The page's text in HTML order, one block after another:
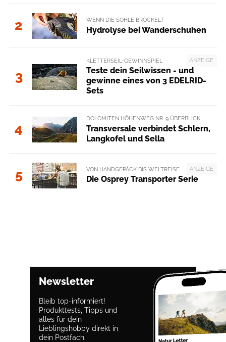
2 WENN DIE SOHLE BRÖCKELT
Hydrolyse bei Wanderschuhen
3
ANZEIGE
KLETTERSEIL-GEWINNSPIEL
Teste dein Seilwissen - und
gewinne eines von 3 EDELRID-
Sets
4
DOLOMITEN HÖHENWEG NR. 9 ÜBERBLICK
Transversale verbindet Schlern,
Langkofel und Sella
5 ANZEIGE
VON HANDGEPÄCK BIS WELTREISE
Die Osprey Transporter Serie
Newsletter
Bleib top-informiert!
Produkttests, Tipps und
alles für dein
Lieblingshobby direkt in
dein Postfach.